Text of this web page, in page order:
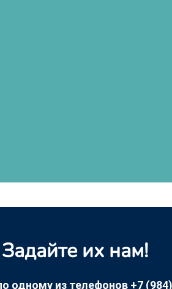
их нам!
одному из телефонов +7